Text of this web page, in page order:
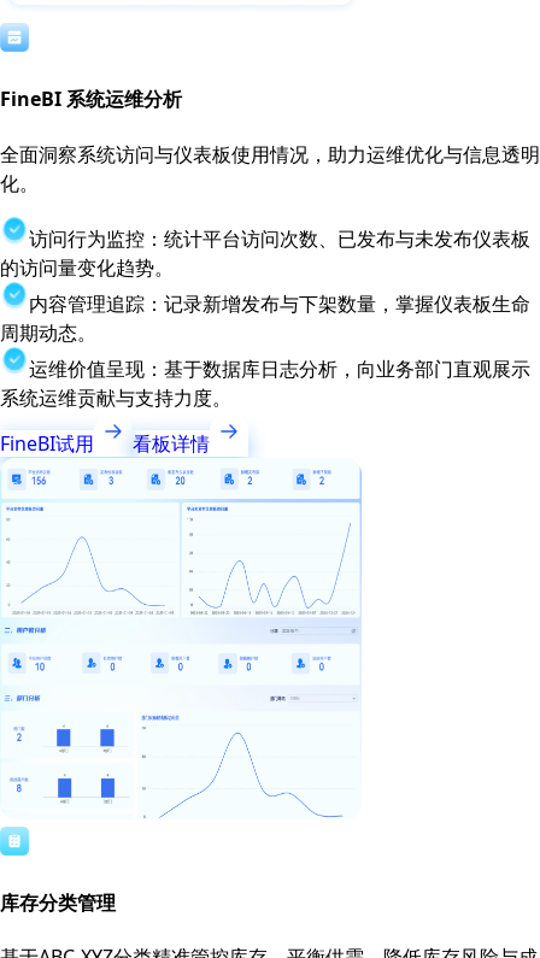
FineBI 系统运维分析
全面洞察系统访问与仪表板使用情况，助力运维优化与信息透明
化。
访问行为监控：统计平台访问次数、已发布与未发布仪表板
的访问量变化趋势。
内容管理追踪：记录新增发布与下架数量，掌握仪表板生命
周期动态。
运维价值呈现：基于数据库日志分析，向业务部门直观展示
系统运维贡献与支持力度。
FineBI试用
看板详情
库存分类管理